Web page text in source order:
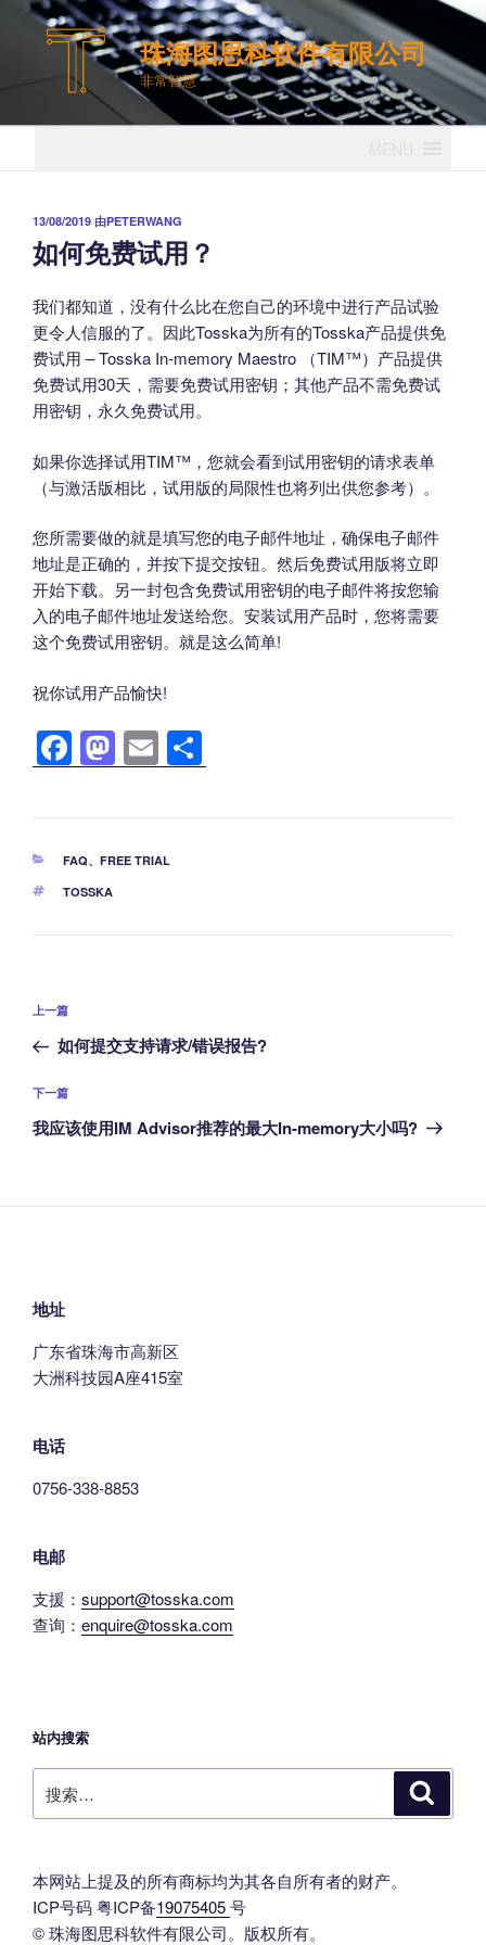
珠海图思科软件有限公司
非常智慧
发
布
于
13/08/2019 由PETERWANG
如何免费试用？
我们都知道，没有什么比在您自己的环境中进行产品试验
更令人信服的了。因此Tosska为所有的Tosska产品提供免
费试用 – Tosska In-memory Maestro （TIM™）产品提供
免费试用30天，需要免费试用密钥；其他产品不需免费试
用密钥，永久免费试用。
如果你选择试用TIM™，您就会看到试用密钥的请求表单
（与激活版相比，试用版的局限性也将列出供您参考）。
您所需要做的就是填写您的电子邮件地址，确保电子邮件
地址是正确的，并按下提交按钮。然后免费试用版将立即
开始下载。另一封包含免费试用密钥的电子邮件将按您输
入的电子邮件地址发送给您。安装试用产品时，您将需要
这个免费试用密钥。就是这么简单!
祝你试用产品愉快!
F
a
c
e
b
o
M
a
st
o
o
E
m
ail
享
分
FAQ、 FREE TRIAL
标
TOSSKA
文
导
航
上
一
文
章
上一篇
如何提交支持请求/错误报告?
下
一
下一篇
我应该使用IM Advisor推荐的最大In-memory大小吗?
地址
广东省珠海市高新区
大洲科技园A座415室
电话
0756-338-8853
电邮
支援： support@tosska.com
查询： enquire@tosska.com
站内搜索
索：
本网站上提及的所有商标均为其各自所有者的财产。
ICP号码 粤ICP备19075405号
© 珠海图思科软件有限公司。版权所有。